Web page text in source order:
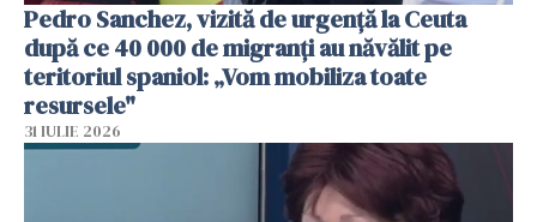
Pedro Sanchez, vizită de urgență la Ceuta
după ce 40 000 de migranți au năvălit pe
teritoriul spaniol: „Vom mobiliza toate
resursele"
31 IULIE 2026